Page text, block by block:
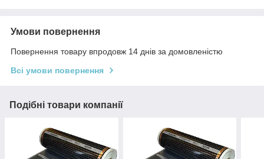
Умови повернення
Повернення товару впродовж 14 днів за домовленістю
Всі умови повернення
Подібні товари компанії